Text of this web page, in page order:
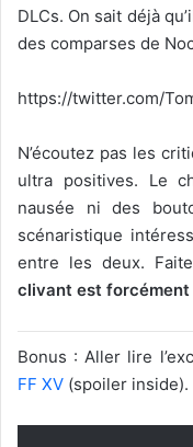
DLCs. On sait déjà
des comparses de
https://twitter.com/
N’écoutez pas les
ultra positives. Le
nausée ni des
scénaristique
entre les deux.
clivant est forcément
Bonus : Aller lire
FF XV (spoiler inside).